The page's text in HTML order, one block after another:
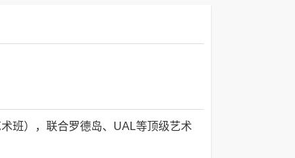
班），联合罗德岛、UAL等顶级艺术